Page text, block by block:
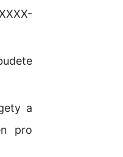
a
pro